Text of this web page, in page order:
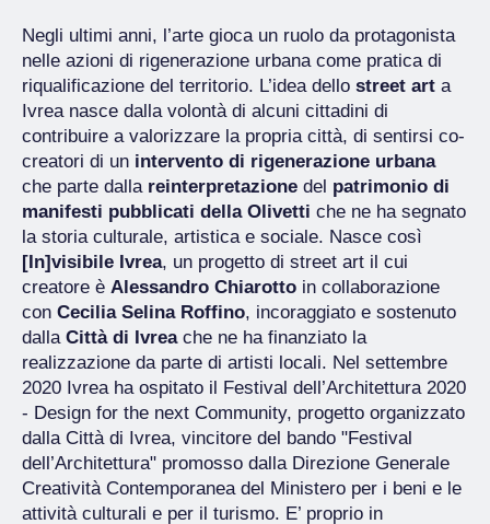
Negli ultimi anni, l’arte gioca un ruolo da protagonista
nelle azioni di rigenerazione urbana come pratica di
riqualificazione del territorio. L’idea dello street art a
Ivrea nasce dalla volontà di alcuni cittadini di
contribuire a valorizzare la propria città, di sentirsi co-
creatori di un intervento di rigenerazione urbana
che parte dalla reinterpretazione del patrimonio di
manifesti pubblicati della Olivetti che ne ha segnato
la storia culturale, artistica e sociale. Nasce così
[In]visibile Ivrea, un progetto di street art il cui
creatore è Alessandro Chiarotto in collaborazione
con Cecilia Selina Roffino, incoraggiato e sostenuto
dallaCittà di Ivreache ne ha finanziato la
realizzazione da parte di artisti locali. Nel settembre
2020 Ivrea ha ospitato il Festival dell’Architettura 2020
- Design for the next Community, progetto organizzato
dalla Città di Ivrea, vincitore del bando "Festival
dell’Architettura" promosso dalla Direzione Generale
Creatività Contemporanea del Ministero per i beni e le
attività culturali e per il turismo. E’ proprio in